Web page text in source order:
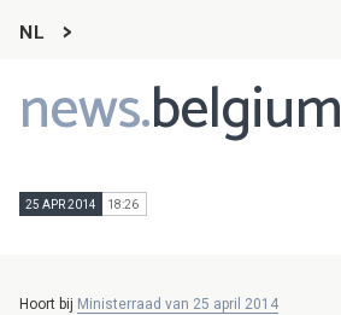
NL
news.belgium
Main
navigation
25 APR 2014 18:26
Hoort bij Ministerraad van 25 april 2014